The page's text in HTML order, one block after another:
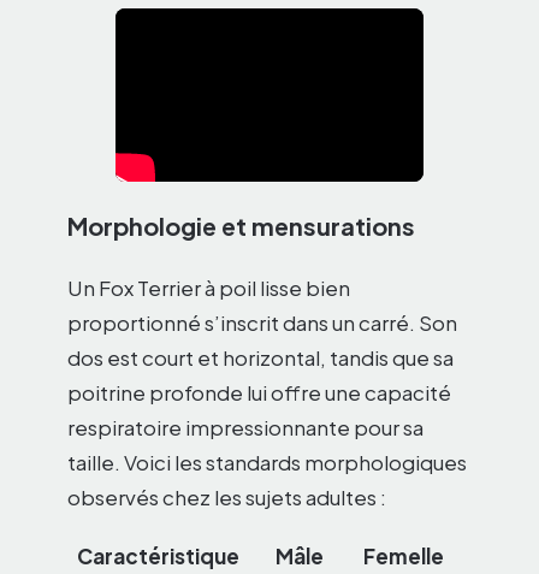
Morphologie et mensurations
Un Fox Terrier à poil lisse bien
proportionné s’inscrit dans un carré. Son
dos est court et horizontal, tandis que sa
poitrine profonde lui offre une capacité
respiratoire impressionnante pour sa
taille. Voici les standards morphologiques
observés chez les sujets adultes :
Caractéristique Mâle
Femelle